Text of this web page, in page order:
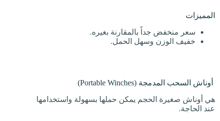
المميزات
سعر منخفض جداً بالمقارنة بغيره.
خفيف الوزن وسهل الحمل.
أوناش السحب المدمجة (Portable Winches)
هي أوناش صغيرة الحجم يمكن حملها بسهولة واستخدامها
عند الحاجة.